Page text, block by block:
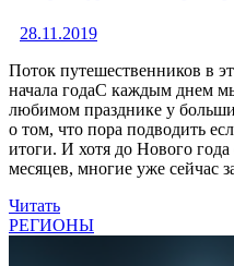
28.11.2019
Поток путешественников в
начала годаС каждым днем
любимом празднике у
о том, что пора подводить
итоги. И хотя до Нового
месяцев, многие уже сейчас
Читать
РЕГИОНЫ